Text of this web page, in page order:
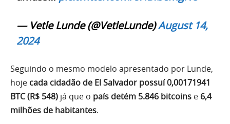
— Vetle Lunde (@VetleLunde)August 14,
2024
Seguindo o mesmo modelo apresentado por Lunde,
hoje cada cidadão de El Salvador possuí 0,00171941
BTC (R$ 548) já que o país detém 5.846 bitcoins e 6,4
milhões de habitantes.